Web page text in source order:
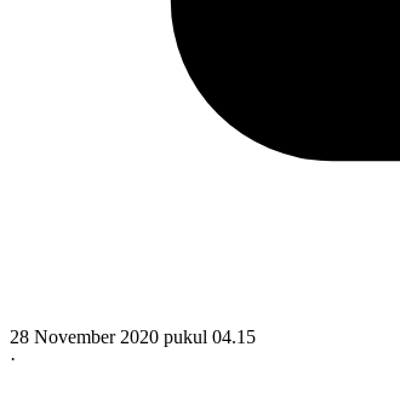
28 November 2020 pukul 04.15
·